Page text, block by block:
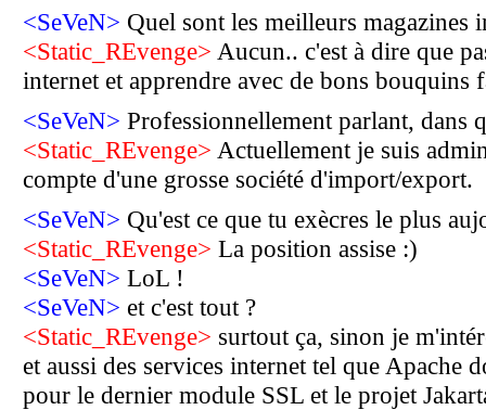
<SeVeN> Quel sont les meilleurs magazines
<Static_REvenge> Aucun.. c'est à dire que
internet et apprendre avec de bons bouquins
<SeVeN> Professionnellement parlant, dans
<Static_REvenge> Actuellement je suis
compte d'une grosse société d'import/export.
<SeVeN> Qu'est ce que tu exècres le plus
<Static_REvenge> La position assise :)
<SeVeN> LoL !
<SeVeN> et c'est tout ?
<Static_REvenge> surtout ça, sinon je
et aussi des services internet tel que Apache
pour le dernier module SSL et le projet